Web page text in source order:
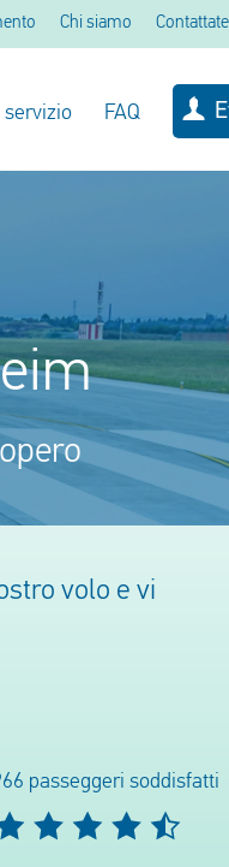
Chi siamo Contattate
servizio FAQ
volo e vi
passeggeri soddisfatti